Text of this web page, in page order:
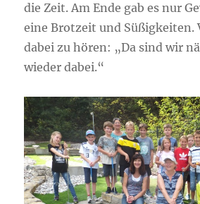
die Zeit. Am Ende gab es nur
eine Brotzeit und Süßigkeiten.
dabei zu hören: „Da sind wir
wieder dabei.“